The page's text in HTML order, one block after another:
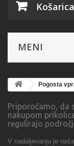
Košarica
MENI
Pogosta
Priporočamo, da
nakupom
regulirajo
V nadaljevanju je